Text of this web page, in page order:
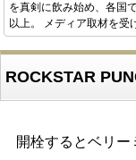
を真剣に飲み始め、各国
以上。 メディア取材を受
ROCKSTAR
開栓するとベリー